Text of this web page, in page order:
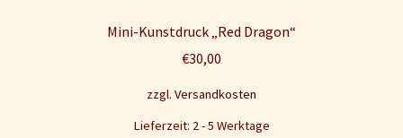
Mini-Kunstdruck „Red Dragon“
€30,00
zzgl. Versandkosten
Lieferzeit: 2 - 5 Werktage